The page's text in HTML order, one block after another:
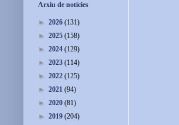
Arxiu de notícies
► 2026 (131)
► 2025 (158)
► 2024 (129)
► 2023 (114)
► 2022 (125)
► 2021 (94)
► 2020 (81)
► 2019 (204)